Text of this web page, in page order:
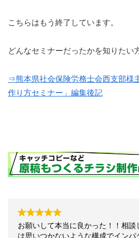
こちらはもう終了しています。
どんなセミナーだったかを知りたい
⇒熊本県社会保険労務士会西支部様
作り方セミナー」編集後記
お願いして本当に良かった！！相談
は思いつかないような構成でインパ